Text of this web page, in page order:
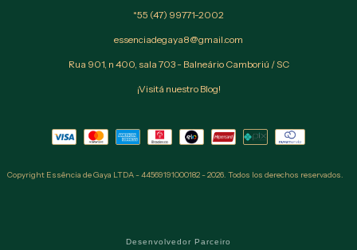
*55 (47) 99771-2002
essenciadegaya8@gmail.com
Rua 901, n 400, sala 703 - Balneário Camboriú / SC
¡Visitá nuestro Blog!
Desenvolvedor Parceiro
Copyright Essência de Gaya LTDA - 44569191000182 - 2026. Todos los derechos reservados.